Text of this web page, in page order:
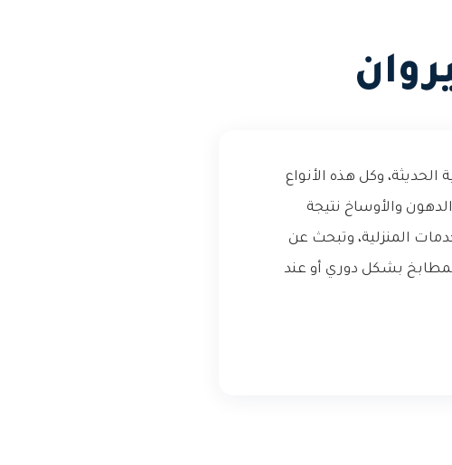
وكل هذه الأنواع
والأوساخ نتيجة
المنزلية، وتبحث عن
بشكل دوري أو عند